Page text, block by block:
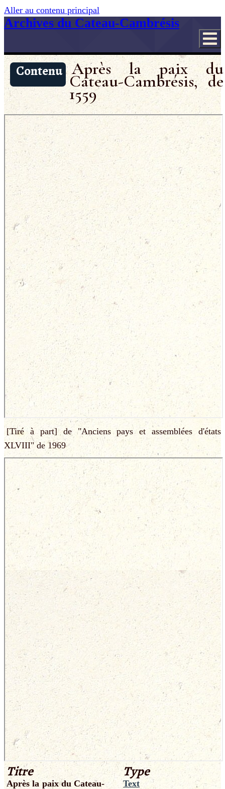
Aller au contenu principal
Archives du Cateau-Cambrésis
Contenu Après la paix du
Cateau-Cambrésis, de
1559
[Tiré à part] de "Anciens pays et assemblées d'états
XLVIII" de 1969
Titre
Après la paix du Cateau-
Type
Text